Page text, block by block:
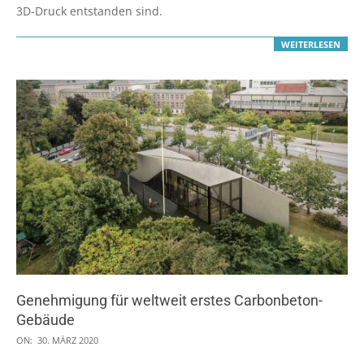
3D-Druck entstanden sind.
WEITERLESEN
Genehmigung für weltweit erstes Carbonbeton-
Gebäude
2020-
ON: 30. MÄRZ 2020